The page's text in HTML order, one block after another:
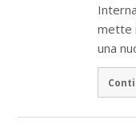
mette
una